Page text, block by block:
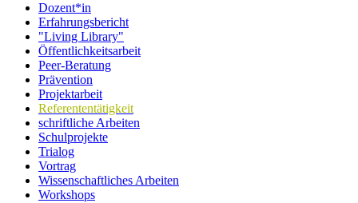
Dozent*in
Erfahrungsbericht
"Living Library"
Öffentlichkeitsarbeit
Peer-Beratung
Prävention
Projektarbeit
Referententätigkeit
schriftliche Arbeiten
Schulprojekte
Trialog
Vortrag
Wissenschaftliches Arbeiten
Workshops